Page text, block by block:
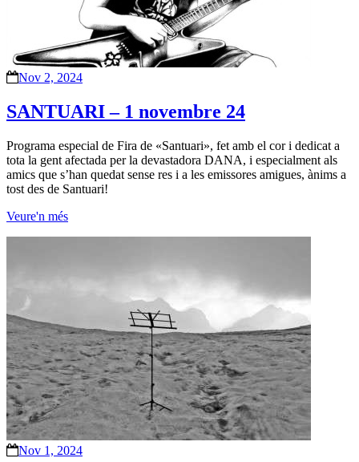
Nov 2, 2024
SANTUARI – 1 novembre 24
Programa especial de Fira de «Santuari», fet amb el cor i dedicat a
tota la gent afectada per la devastadora DANA, i especialment als
amics que s’han quedat sense res i a les emissores amigues, ànims a
tost des de Santuari!
Veure'n més
Nov 1, 2024